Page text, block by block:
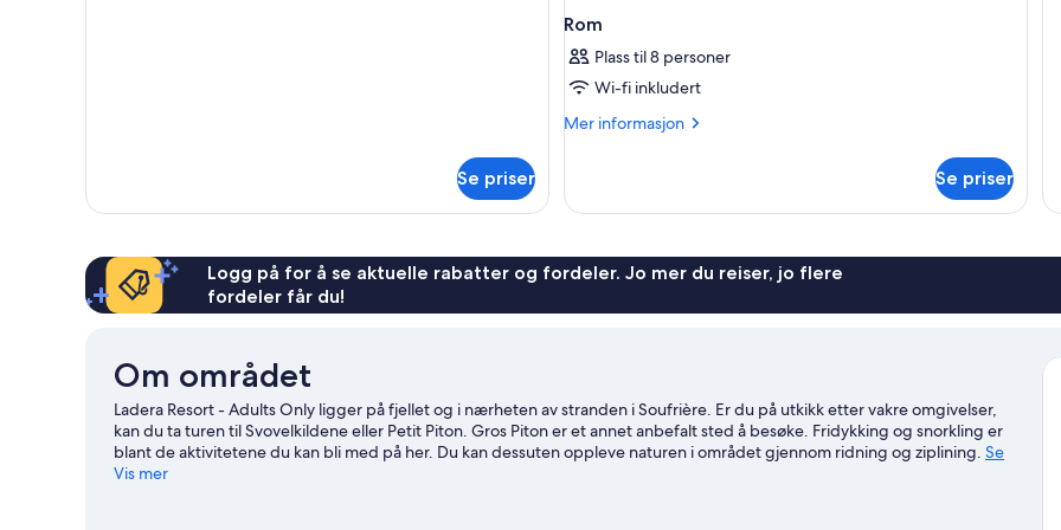
Se priser
Rom
Plass til 8 personer
Wi-fi inkludert
Mer informasjon
Mer
Se priser
Logg på for å se aktuelle rabatter og fordeler. Jo mer du reiser, jo flere
fordeler får du!
Om området
Ladera Resort - Adults Only ligger på fjellet og i nærheten av stranden i Soufrière. Er du på utkikk etter vakre omgivelser,
kan du ta turen til Svovelkildene eller Petit Piton. Gros Piton er et annet anbefalt sted å besøke. Fridykking og snorkling er
blant de aktivitetene du kan bli med på her. Du kan dessuten oppleve naturen i området gjennom ridning og ziplining. Se
vår reiseguide til Soufrière
Vis mer